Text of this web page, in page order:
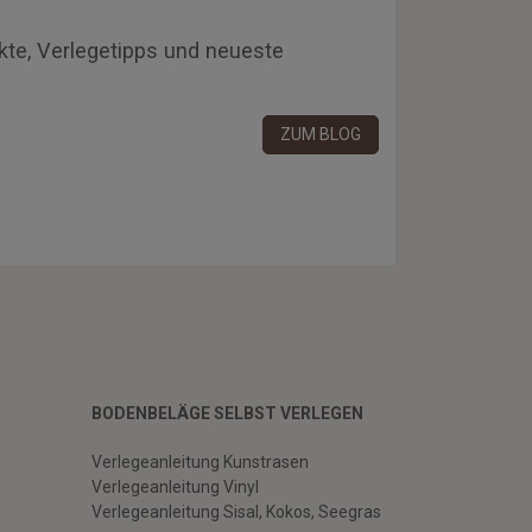
Verlegetipps und neueste
ZUM BLOG
BODENBELÄGE SELBST VERLEGEN
Verlegeanleitung Kunstrasen
Verlegeanleitung Vinyl
Verlegeanleitung Sisal, Kokos, Seegras